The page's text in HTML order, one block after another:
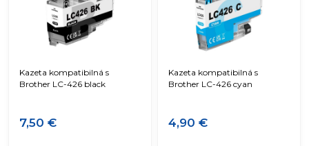
Kazeta kompatibilná s
Brother LC-426 black
7,50 €
Kazeta kompatibilná s
Brother LC-426 cyan
4,90 €